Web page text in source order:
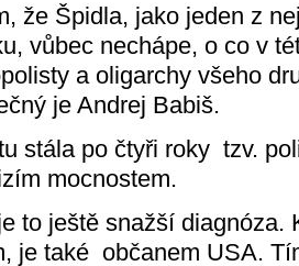
že Špidla, jako jeden z
vůbec nechápe, o co v
a oligarchy všeho
je Andrej Babiš.
stála po čtyři roky tzv.
mocnostem.
to ještě snažší diagnóza.
je také občanem USA.